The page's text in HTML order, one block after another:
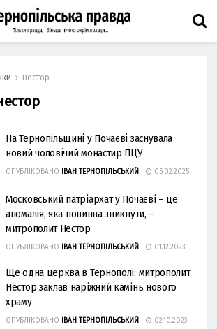
нестор
На Тернопільщині у Почаєві заснувала
новий чоловічий монастир ПЦУ
ОПУБЛІКОВАНО ІВАН ТЕРНОПІЛЬСЬКИЙ 05.02.2025
Московський патріархат у Почаєві – це
аномалія, яка повинна зникнути, –
митрополит Нестор
ОПУБЛІКОВАНО ІВАН ТЕРНОПІЛЬСЬКИЙ 01.12.2023
Ще одна церква в Тернополі: митрополит
Нестор заклав наріжний камінь нового
храму
ОПУБЛІКОВАНО ІВАН ТЕРНОПІЛЬСЬКИЙ 02.10.2023